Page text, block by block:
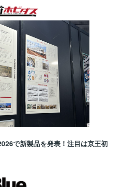
で新製品を発表！注目は京王初